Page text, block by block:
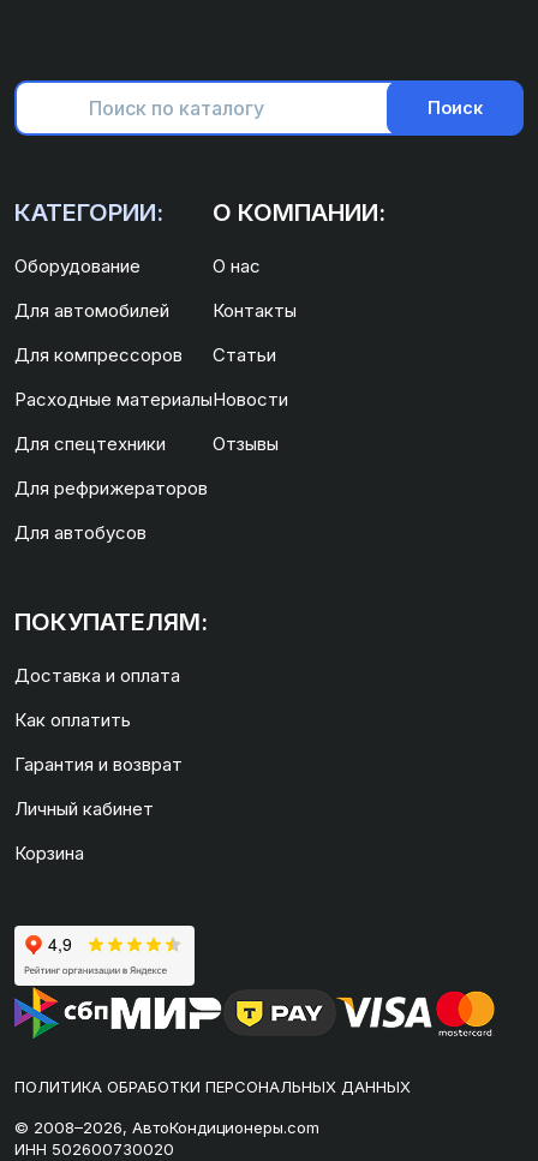
Поиск
КАТЕГОРИИ:
Оборудование
Для автомобилей
Для компрессоров
Расходные материалы
Для спецтехники
Для рефрижераторов
Для автобусов
О КОМПАНИИ:
О нас
Контакты
Статьи
Новости
Отзывы
ПОКУПАТЕЛЯМ:
Доставка и оплата
Как оплатить
Гарантия и возврат
Личный кабинет
Корзина
ПОЛИТИКА ОБРАБОТКИ ПЕРСОНАЛЬНЫХ ДАННЫХ
© 2008–2026, АвтоКондиционеры.com
ИНН 502600730020